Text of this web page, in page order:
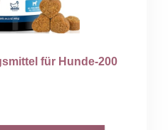
für Hunde-200